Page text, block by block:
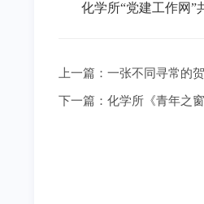
化学所“党建工作网”
上一篇： 一张不同寻常的
下一篇： 化学所《青年之